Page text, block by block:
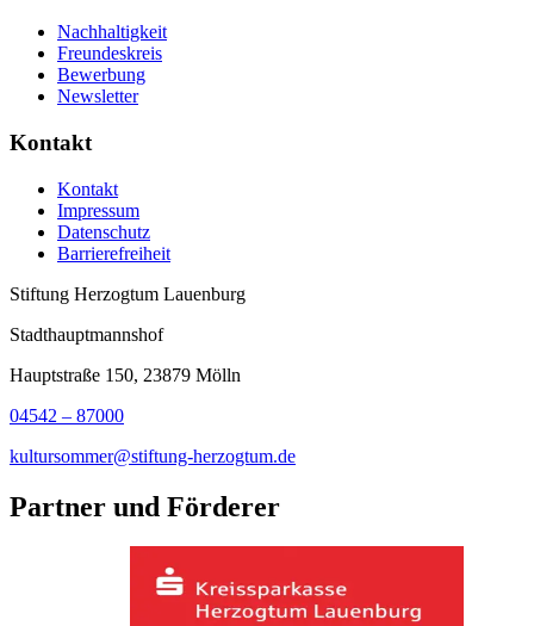
Nachhaltigkeit
Freundeskreis
Bewerbung
Newsletter
Kontakt
Kontakt
Impressum
Datenschutz
Barrierefreiheit
Stiftung Herzogtum Lauenburg
Stadthauptmannshof
Hauptstraße 150, 23879 Mölln
04542 – 87000
kultursommer@stiftung-herzogtum.de
Partner und Förderer